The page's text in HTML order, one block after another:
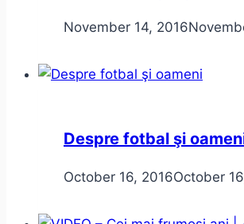
November 14, 2016
Despre fotbal şi
October 16, 2016October